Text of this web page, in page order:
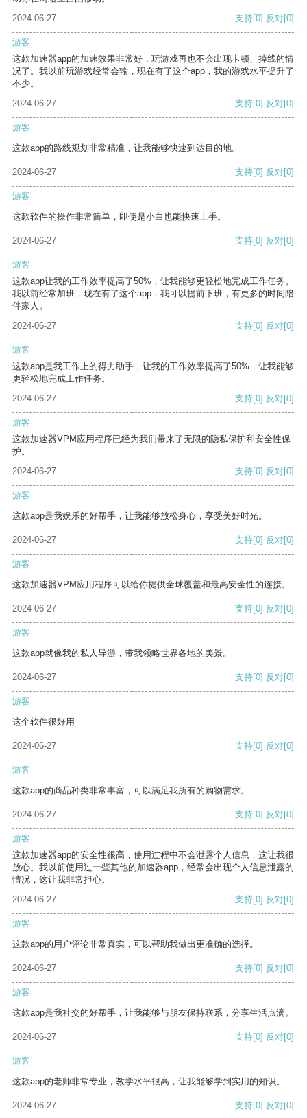
2024-06-27
支持[0] 反对[0]
游客
这款加速器app的加速效果非常好，玩游戏再也不会出现卡顿、掉线的情
况了。我以前玩游戏经常会输，现在有了这个app，我的游戏水平提升了
不少。
2024-06-27
支持[0] 反对[0]
游客
这款app的路线规划非常精准，让我能够快速到达目的地。
2024-06-27 支持[0] 反对[0]
游客
这款软件的操作非常简单，即使是小白也能快速上手。
2024-06-27 支持[0] 反对[0]
游客
这款app让我的工作效率提高了50%，让我能够更轻松地完成工作任务。
我以前经常加班，现在有了这个app，我可以提前下班，有更多的时间陪
伴家人。
2024-06-27
支持[0] 反对[0]
游客
这款app是我工作上的得力助手，让我的工作效率提高了50%，让我能够
更轻松地完成工作任务。
2024-06-27
支持[0] 反对[0]
游客
这款加速器VPM应用程序已经为我们带来了无限的隐私保护和安全性保
护。
2024-06-27
支持[0] 反对[0]
游客
这款app是我娱乐的好帮手，让我能够放松身心，享受美好时光。
2024-06-27 支持[0] 反对[0]
游客
这款加速器VPM应用程序可以给你提供全球覆盖和最高安全性的连接。
2024-06-27 支持[0] 反对[0]
游客
这款app就像我的私人导游，带我领略世界各地的美景。
2024-06-27 支持[0] 反对[0]
游客
这个软件很好用
2024-06-27 支持[0] 反对[0]
游客
这款app的商品种类非常丰富，可以满足我所有的购物需求。
2024-06-27 支持[0] 反对[0]
游客
这款加速器app的安全性很高，使用过程中不会泄露个人信息，这让我很
放心。我以前使用过一些其他的加速器app，经常会出现个人信息泄露的
情况，这让我非常担心。
2024-06-27
支持[0] 反对[0]
游客
这款app的用户评论非常真实，可以帮助我做出更准确的选择。
2024-06-27 支持[0] 反对[0]
游客
这款app是我社交的好帮手，让我能够与朋友保持联系，分享生活点滴。
2024-06-27 支持[0] 反对[0]
游客
这款app的老师非常专业，教学水平很高，让我能够学到实用的知识。
2024-06-27 支持[0] 反对[0]